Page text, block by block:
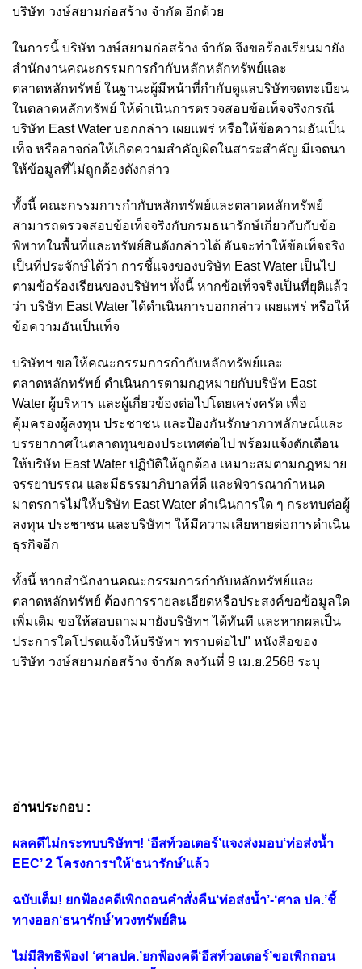
บริษัท วงษ์สยามก่อสร้าง จำกัด อีกด้วย
ในการนี้ บริษัท วงษ์สยามก่อสร้าง จำกัด จึงขอร้องเรียนมายัง
สำนักงานคณะกรรมการกำกับหลักหลักทรัพย์และ
ตลาดหลักทรัพย์ ในฐานะผู้มีหน้าที่กำกับดูแลบริษัทจดทะเบียน
ในตลาดหลักทรัพย์ ให้ดำเนินการตรวจสอบข้อเท็จจริงกรณี
บริษัท East Water บอกกล่าว เผยแพร่ หรือให้ข้อความอันเป็น
เท็จ หรืออาจก่อให้เกิดความสำคัญผิดในสาระสำคัญ มีเจตนา
ให้ข้อมูลที่ไม่ถูกต้องดังกล่าว
ทั้งนี้ คณะกรรมการกำกับหลักทรัพย์และตลาดหลักทรัพย์
สามารถตรวจสอบข้อเท็จจริงกับกรมธนารักษ์เกี่ยวกับกับข้อ
พิพาทในพื้นที่และทรัพย์สินดังกล่าวได้ อันจะทำให้ข้อเท็จจริง
เป็นที่ประจักษ์ได้ว่า การชี้แจงของบริษัท East Water เป็นไป
ตามข้อร้องเรียนของบริษัทฯ ทั้งนี้ หากข้อเท็จจริงเป็นที่ยุติแล้ว
ว่า บริษัท East Water ได้ดำเนินการบอกกล่าว เผยแพร่ หรือให้
ข้อความอันเป็นเท็จ
บริษัทฯ ขอให้คณะกรรมการกำกับหลักทรัพย์และ
ตลาดหลักทรัพย์ ดำเนินการตามกฎหมายกับบริษัท East
Water ผู้บริหาร และผู้เกี่ยวข้องต่อไปโดยเคร่งครัด เพื่อ
คุ้มครองผู้ลงทุน ประชาชน และป้องกันรักษาภาพลักษณ์และ
บรรยากาศในตลาดทุนของประเทศต่อไป พร้อมแจ้งตักเตือน
ให้บริษัท East Water ปฏิบัติให้ถูกต้อง เหมาะสมตามกฎหมาย
จรรยาบรรณ และมีธรรมาภิบาลที่ดี และพิจารณากำหนด
มาตรการไม่ให้บริษัท East Water ดำเนินการใด ๆ กระทบต่อผู้
ลงทุน ประชาชน และบริษัทฯ ให้มีความเสียหายต่อการดำเนิน
ธุรกิจอีก
ทั้งนี้ หากสำนักงานคณะกรรมการกำกับหลักทรัพย์และ
ตลาดหลักทรัพย์ ต้องการรายละเอียดหรือประสงค์ขอข้อมูลใด
เพิ่มเติม ขอให้สอบถามมายังบริษัทฯ ได้ทันที และหากผลเป็น
ประการใดโปรดแจ้งให้บริษัทฯ ทราบต่อไป" หนังสือของ
บริษัท วงษ์สยามก่อสร้าง จำกัด ลงวันที่ 9 เม.ย.2568 ระบุ
อ่านประกอบ :
ผลคดีไม่กระทบบริษัทฯ! ‘อีสท์วอเตอร์’แจงส่งมอบ‘ท่อส่งน้ำ
EEC’ 2 โครงการฯให้‘ธนารักษ์’แล้ว
ฉบับเต็ม! ยกฟ้องคดีเพิกถอนคำสั่งคืน‘ท่อส่งน้ำ’-‘ศาล ปค.’ชี้
ทางออก‘ธนารักษ์’ทวงทรัพย์สิน
ไม่มีสิทธิฟ้อง! ‘ศาลปค.’ยกฟ้องคดี‘อีสท์วอเตอร์’ขอเพิกถอน